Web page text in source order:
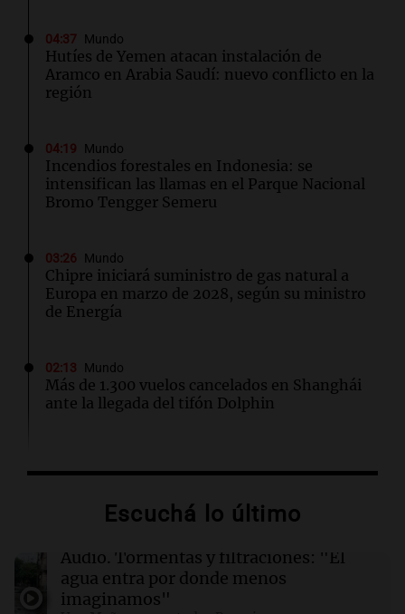
04:37 Mundo
Hutíes de Yemen atacan instalación de
Aramco en Arabia Saudí: nuevo conflicto en la
región
04:19 Mundo
Incendios forestales en Indonesia: se
intensifican las llamas en el Parque Nacional
Bromo Tengger Semeru
03:26 Mundo
Chipre iniciará suministro de gas natural a
Europa en marzo de 2028, según su ministro
de Energía
02:13 Mundo
Más de 1.300 vuelos cancelados en Shanghái
ante la llegada del tifón Dolphin
Airbnb acelera el lanzamiento de funciones
búsqueda
El Pentágono solicita a la industria de defensa
un aumento en la producción de armas
Escuchá lo último
Audio. Tormentas y filtraciones: "El
agua entra por donde menos
imaginamos"